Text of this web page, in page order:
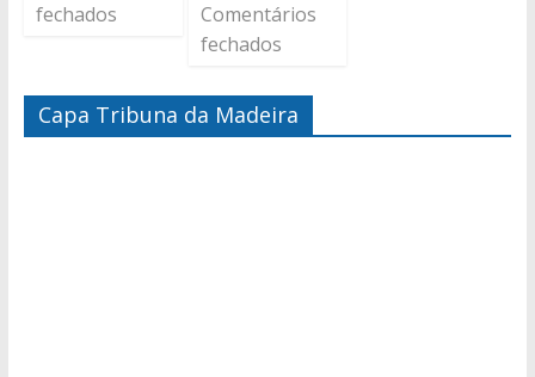
fechados
Comentários
fechados
Capa Tribuna da Madeira